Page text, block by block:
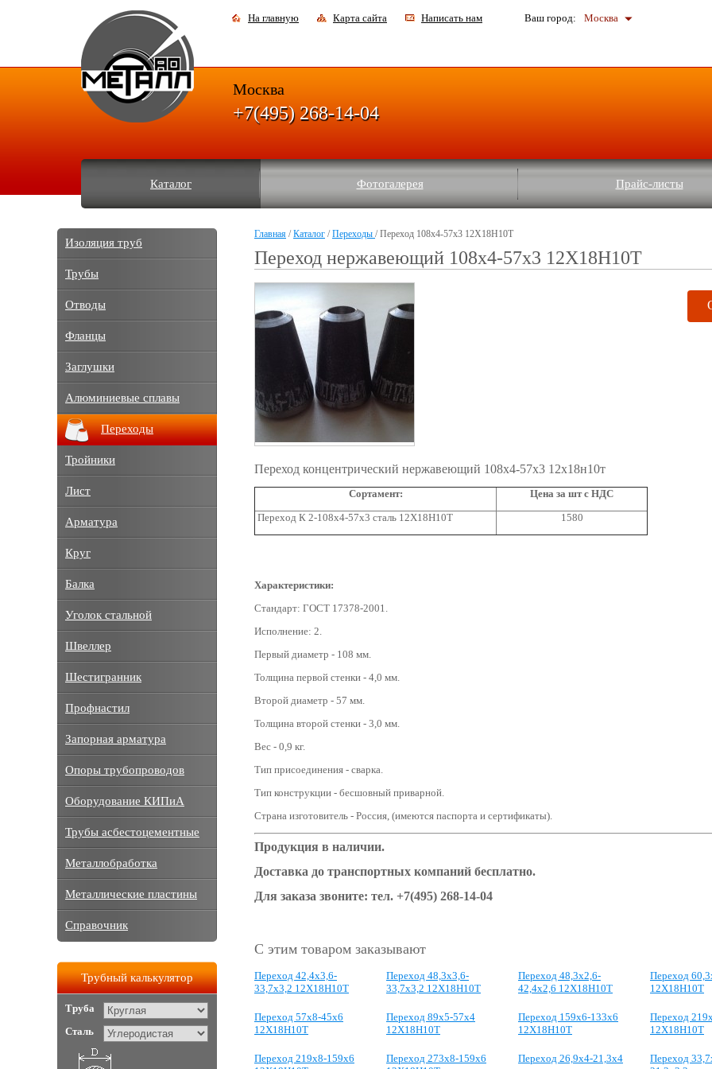
На главную Карта сайта Написать нам Ваш город: Москва
Каталог Фотогалерея Прайс-листы
Москва
+7(495) 268-14-04
Главная /Каталог /Переходы / Переход 108x4-57x3 12Х18Н10Т
Переход нержавеющий 108x4-57x3 12Х18Н10Т
Переход концентрический нержавеющий 108x4-57x3 12х18н10т
Сортамент:
Цена за шт с НДС
Переход К 2-108x4-57x3 сталь 12Х18Н10Т
1580
Характеристики:
Стандарт: ГОСТ 17378-2001.
Исполнение: 2.
Первый диаметр - 108 мм.
Толщина первой стенки - 4,0 мм.
Второй диаметр - 57 мм.
Толщина второй стенки - 3,0 мм.
Вес - 0,9 кг.
Тип присоединения - сварка.
Тип конструкции - бесшовный приварной.
Страна изготовитель - Россия, (имеются паспорта и сертификаты).
Продукция в наличии.
Доставка до транспортных компаний бесплатно.
Для заказа звоните: тел. +7(495) 268-14-04
С этим товаром заказывают
Переход 42,4x3,6-
33,7x3,2 12Х18Н10Т
Переход 48,3x3,6-
33,7x3,2 12Х18Н10Т
Переход 48,3x2,6-
42,4x2,6 12Х18Н10Т
Переход
12Х18Н10Т
Переход 57x8-45x6
12Х18Н10Т
Переход 89x5-57x4
12Х18Н10Т
Переход 159х6-133х6
12Х18Н10Т
Переход
12Х18Н10Т
Переход 219х8-159х6
Переход 273х8-159х6
Переход 26,9x4-21,3x4
Переход
Изоляция труб
Трубы
Отводы
Фланцы
Заглушки
Алюминиевые сплавы
Переходы
Тройники
Лист
Арматура
Круг
Балка
Уголок стальной
Швеллер
Шестигранник
Профнастил
Запорная арматура
Опоры трубопроводов
Оборудование КИПиА
Трубы асбестоцементные
Металлобработка
Металлические пластины
Справочник
Трубный калькулятор
Труба
Сталь